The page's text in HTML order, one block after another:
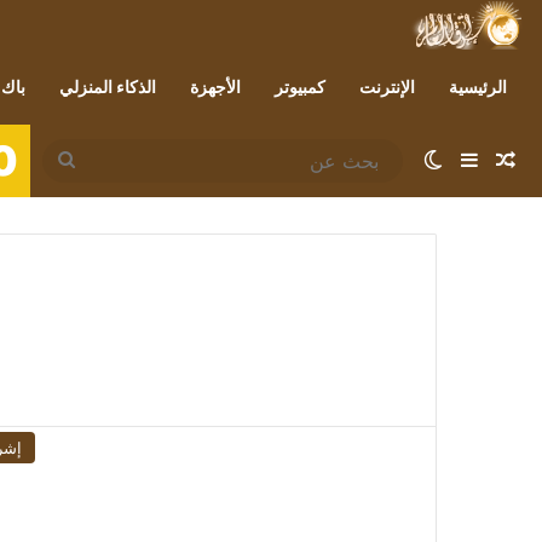
الرئيسية الإنترنت كمبيوتر الأجهزة الذكاء المنزلي
مقال عشوائي
إضافة عمود جانبي
الوضع المظلم
بحث
عن